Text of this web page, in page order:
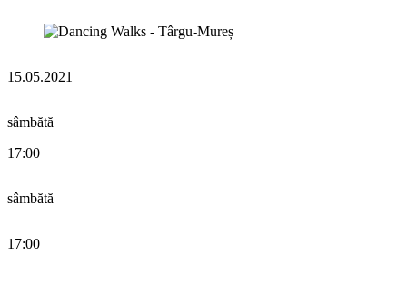
15.05.2021
sâmbătă
17:00
sâmbătă
17:00